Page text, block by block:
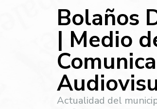
Bolaños
| Medio
Actualidad del